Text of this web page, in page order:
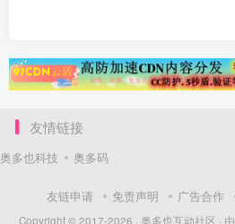
友情链接
奥多也科技 奥多码
友链申请 免责声明 广告合作
Copyright © 2017-2026 · 奥多也互动社区 · 由